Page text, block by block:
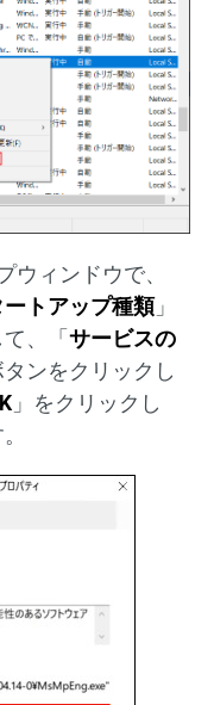
ウィンドウで、
ートアップ種類」
て、「サービスの
ンをクリックし
」をクリックし